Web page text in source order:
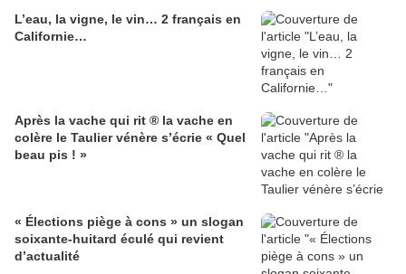
L’eau, la vigne, le vin… 2 français en
Californie…
Après la vache qui rit ® la vache en
colère le Taulier vénère s’écrie « Quel
beau pis ! »
« Élections piège à cons » un slogan
soixante-huitard éculé qui revient
d’actualité